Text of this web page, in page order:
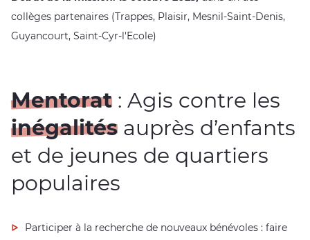
collèges partenaires (Trappes, Plaisir, Mesnil-Saint-Denis,
Guyancourt, Saint-Cyr-l'Ecole)
Mentorat : Agis contre les
inégalités auprès d’enfants
et de jeunes de quartiers
populaires
Participer à la recherche de nouveaux bénévoles : faire